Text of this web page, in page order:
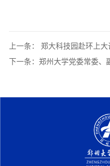
上一条：
郑大科技园赴环上
下一条： 郑州大学党委常委、副校长